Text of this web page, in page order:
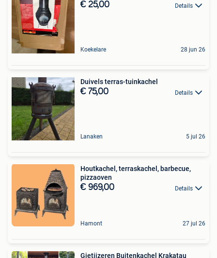
€ 25,00 Details
Koekelare 28 jun 26
Duivels terras-tuinkachel
€ 75,00 Details
Lanaken 5 jul 26
Houtkachel, terraskachel, barbecue,
pizzaoven
€ 969,00 Details
Hamont 27 jul 26
Gietijzeren Buitenkachel Krakatau